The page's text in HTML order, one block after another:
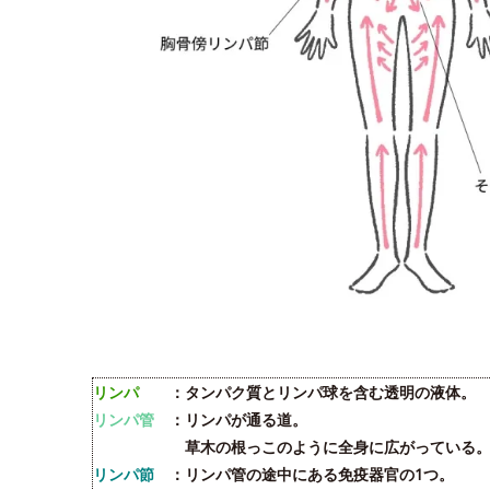
リンパ：タンパク質とリンパ球を含む透明の液体。
リンパ管 ：リンパが通る道。
草木の根っこのように全身に広がっている。
リンパ節 ：リンパ管の途中にある免疫器官の1つ。